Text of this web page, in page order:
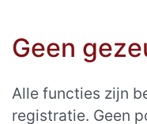
Geen
Alle functies zijn
registratie. Geen